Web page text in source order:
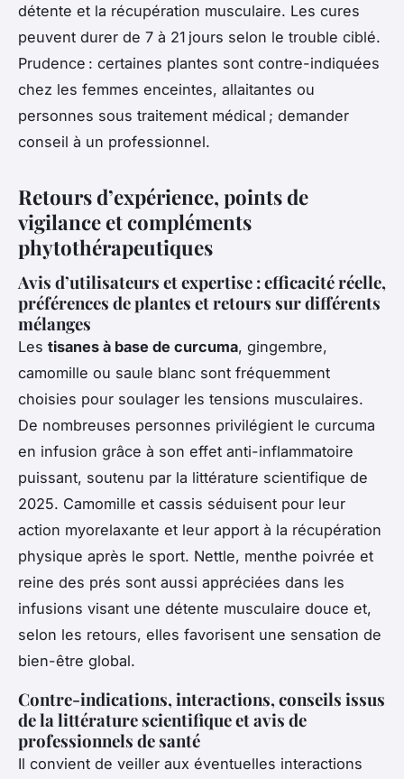
détente et la récupération musculaire. Les cures
peuvent durer de 7 à 21 jours selon le trouble ciblé.
Prudence : certaines plantes sont contre-indiquées
chez les femmes enceintes, allaitantes ou
personnes sous traitement médical ; demander
conseil à un professionnel.
Retours d’expérience, points de
vigilance et compléments
phytothérapeutiques
Avis d’utilisateurs et expertise : efficacité réelle,
préférences de plantes et retours sur différents
mélanges
Les tisanes à base de curcuma, gingembre,
camomille ou saule blanc sont fréquemment
choisies pour soulager les tensions musculaires.
De nombreuses personnes privilégient le curcuma
en infusion grâce à son effet anti-inflammatoire
puissant, soutenu par la littérature scientifique de
2025. Camomille et cassis séduisent pour leur
action myorelaxante et leur apport à la récupération
physique après le sport. Nettle, menthe poivrée et
reine des prés sont aussi appréciées dans les
infusions visant une détente musculaire douce et,
selon les retours, elles favorisent une sensation de
bien-être global.
Contre-indications, interactions, conseils issus
de la littérature scientifique et avis de
professionnels de santé
Il convient de veiller aux éventuelles interactions